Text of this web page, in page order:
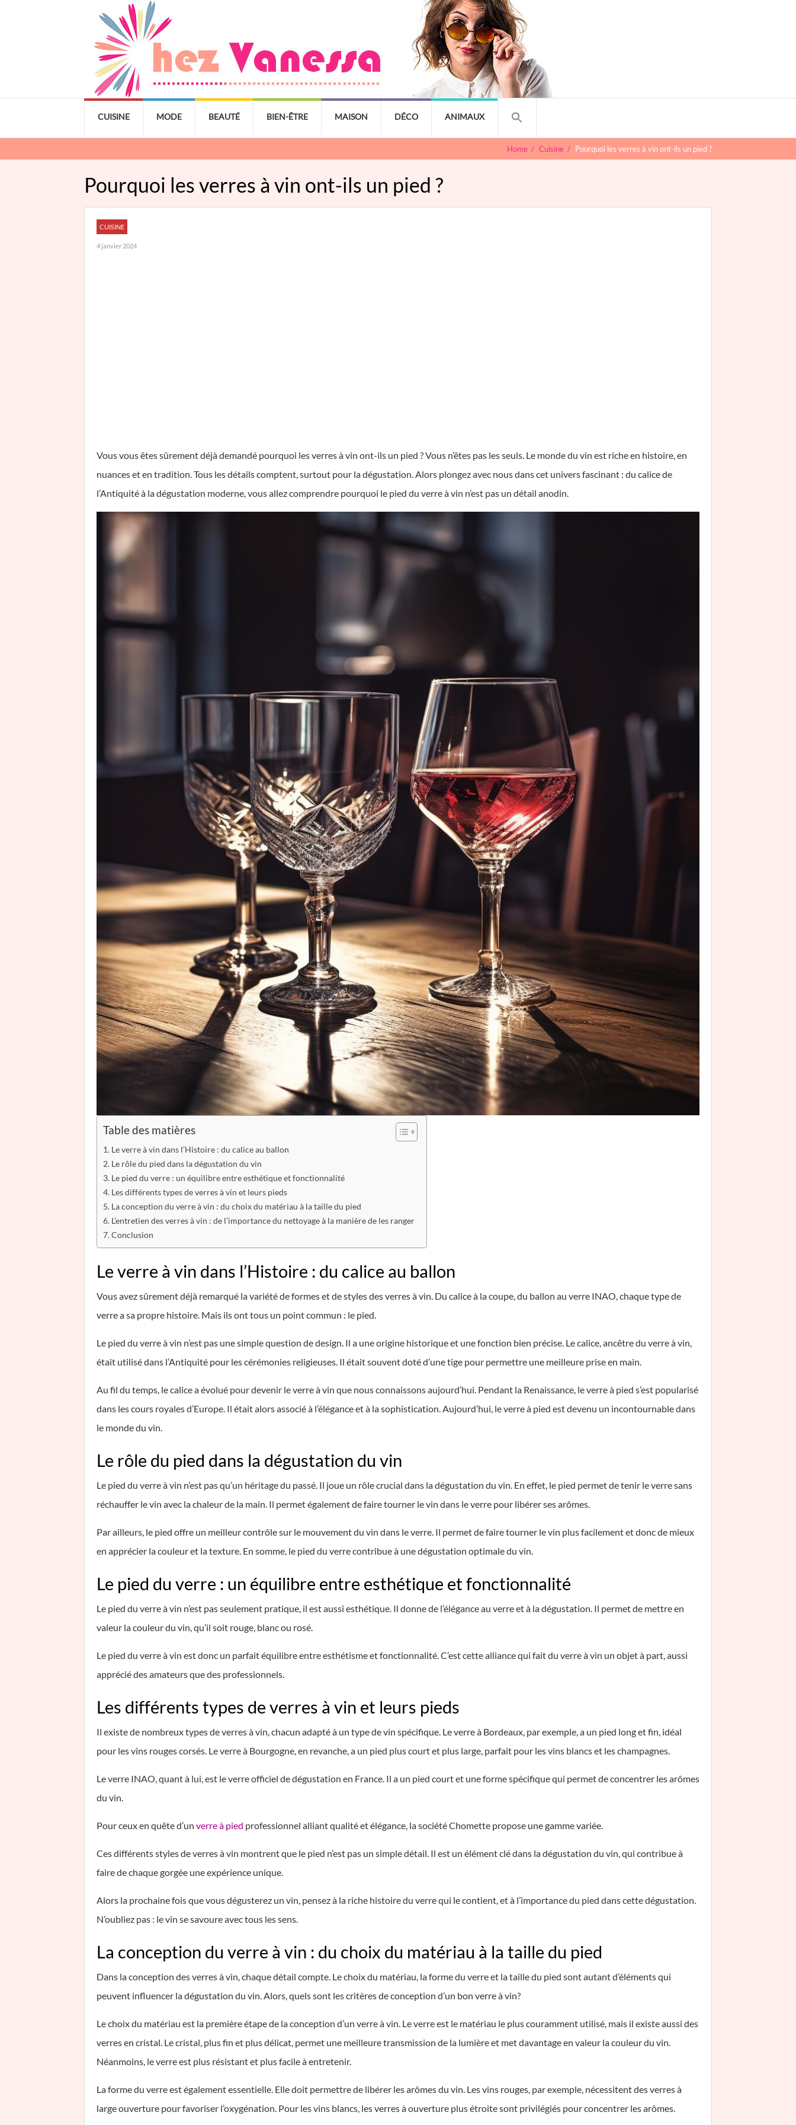
CUISINE MODE BEAUTÉ BIEN-ÊTRE MAISON DÉCO ANIMAUX
Home / Cuisine / Pourquoi les verres à vin ont-ils un pied ?
Pourquoi les verres à vin ont-ils un pied ?
CUISINE
4 janvier 2024
Vous vous êtes sûrement déjà demandé pourquoi les verres à vin ont-ils un pied ? Vous n’êtes pas les seuls. Le monde du vin est riche en histoire, en
nuances et en tradition. Tous les détails comptent, surtout pour la dégustation. Alors plongez avec nous dans cet univers fascinant : du calice de
l’Antiquité à la dégustation moderne, vous allez comprendre pourquoi le pied du verre à vin n’est pas un détail anodin.
Table des matières
Le verre à vin dans l’Histoire : du calice au ballon
Le rôle du pied dans la dégustation du vin
Le pied du verre : un équilibre entre esthétique et fonctionnalité
Les différents types de verres à vin et leurs pieds
La conception du verre à vin : du choix du matériau à la taille du pied
L’entretien des verres à vin : de l’importance du nettoyage à la manière de les ranger
Conclusion
Le verre à vin dans l’Histoire : du calice au ballon
Vous avez sûrement déjà remarqué la variété de formes et de styles des verres à vin. Du calice à la coupe, du ballon au verre INAO, chaque type de
verre a sa propre histoire. Mais ils ont tous un point commun : le pied.
Le pied du verre à vin n’est pas une simple question de design. Il a une origine historique et une fonction bien précise. Le calice, ancêtre du verre à vin,
était utilisé dans l’Antiquité pour les cérémonies religieuses. Il était souvent doté d’une tige pour permettre une meilleure prise en main.
Au fil du temps, le calice a évolué pour devenir le verre à vin que nous connaissons aujourd’hui. Pendant la Renaissance, le verre à pied s’est popularisé
dans les cours royales d’Europe. Il était alors associé à l’élégance et à la sophistication. Aujourd’hui, le verre à pied est devenu un incontournable dans
le monde du vin.
Le rôle du pied dans la dégustation du vin
Le pied du verre à vin n’est pas qu’un héritage du passé. Il joue un rôle crucial dans la dégustation du vin. En effet, le pied permet de tenir le verre sans
réchauffer le vin avec la chaleur de la main. Il permet également de faire tourner le vin dans le verre pour libérer ses arômes.
Par ailleurs, le pied offre un meilleur contrôle sur le mouvement du vin dans le verre. Il permet de faire tourner le vin plus facilement et donc de mieux
en apprécier la couleur et la texture. En somme, le pied du verre contribue à une dégustation optimale du vin.
Le pied du verre : un équilibre entre esthétique et fonctionnalité
Le pied du verre à vin n’est pas seulement pratique, il est aussi esthétique. Il donne de l’élégance au verre et à la dégustation. Il permet de mettre en
valeur la couleur du vin, qu’il soit rouge, blanc ou rosé.
Le pied du verre à vin est donc un parfait équilibre entre esthétisme et fonctionnalité. C’est cette alliance qui fait du verre à vin un objet à part, aussi
apprécié des amateurs que des professionnels.
Les différents types de verres à vin et leurs pieds
Il existe de nombreux types de verres à vin, chacun adapté à un type de vin spécifique. Le verre à Bordeaux, par exemple, a un pied long et fin, idéal
pour les vins rouges corsés. Le verre à Bourgogne, en revanche, a un pied plus court et plus large, parfait pour les vins blancs et les champagnes.
Le verre INAO, quant à lui, est le verre officiel de dégustation en France. Il a un pied court et une forme spécifique qui permet de concentrer les arômes
du vin.
Pour ceux en quête d’un verre à pied professionnel alliant qualité et élégance, la société Chomette propose une gamme variée.
Ces différents styles de verres à vin montrent que le pied n’est pas un simple détail. Il est un élément clé dans la dégustation du vin, qui contribue à
faire de chaque gorgée une expérience unique.
Alors la prochaine fois que vous dégusterez un vin, pensez à la riche histoire du verre qui le contient, et à l’importance du pied dans cette dégustation.
N’oubliez pas : le vin se savoure avec tous les sens.
La conception du verre à vin : du choix du matériau à la taille du pied
Dans la conception des verres à vin, chaque détail compte. Le choix du matériau, la forme du verre et la taille du pied sont autant d’éléments qui
peuvent influencer la dégustation du vin. Alors, quels sont les critères de conception d’un bon verre à vin?
Le choix du matériau est la première étape de la conception d’un verre à vin. Le verre est le matériau le plus couramment utilisé, mais il existe aussi des
verres en cristal. Le cristal, plus fin et plus délicat, permet une meilleure transmission de la lumière et met davantage en valeur la couleur du vin.
Néanmoins, le verre est plus résistant et plus facile à entretenir.
La forme du verre est également essentielle. Elle doit permettre de libérer les arômes du vin. Les vins rouges, par exemple, nécessitent des verres à
large ouverture pour favoriser l’oxygénation. Pour les vins blancs, les verres à ouverture plus étroite sont privilégiés pour concentrer les arômes.